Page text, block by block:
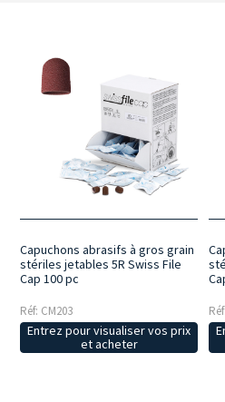
Capuchons abrasifs à gros grain
stériles jetables 5R Swiss File
Cap 100 pc
Réf: CM203
Entrez pour visualiser vos prix
et acheter